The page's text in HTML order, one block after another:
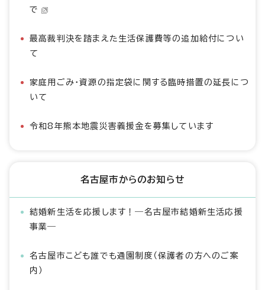
で
最高裁判決を踏まえた生活保護費等の追加給付につい
て
家庭用ごみ・資源の指定袋に関する臨時措置の延長につ
いて
令和8年熊本地震災害義援金を募集しています
名古屋市からのお知らせ
結婚新生活を応援します！―名古屋市結婚新生活応援
事業―
名古屋市こども誰でも通園制度（保護者の方へのご案
内）